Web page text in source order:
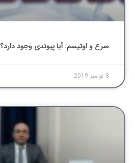
صرع و اوتیسم: آیا پیوندی وجود دارد؟
8 نوامبر 2019